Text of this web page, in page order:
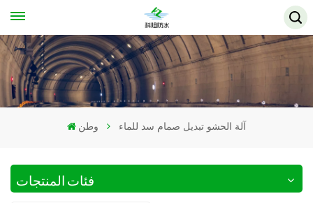
وطن آلة الحشو تبديل صمام سد للماء
فئات المنتجات